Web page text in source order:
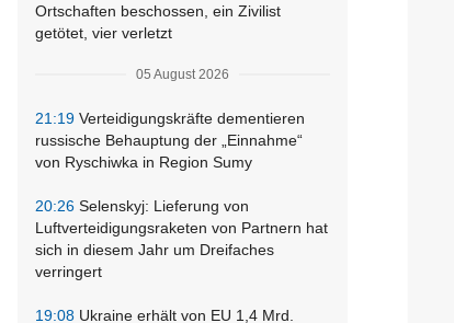
Ortschaften beschossen, ein Zivilist
getötet, vier verletzt
05 August 2026
21:19 Verteidigungskräfte dementieren
russische Behauptung der „Einnahme“
von Ryschiwka in Region Sumy
20:26 Selenskyj: Lieferung von
Luftverteidigungsraketen von Partnern hat
sich in diesem Jahr um Dreifaches
verringert
19:08 Ukraine erhält von EU 1,4 Mrd.